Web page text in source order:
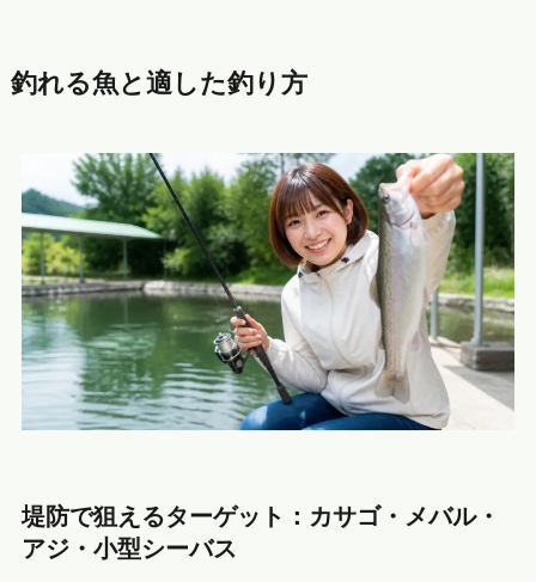
釣れる魚と適した釣り方
堤防で狙えるターゲット：カサゴ・メバル・
アジ・小型シーバス